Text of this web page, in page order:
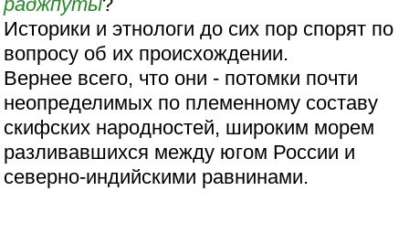
Историки и этнологи до сих пор спорят по
вопросу об их происхождении.
Вернее всего, что они - потомки почти
неопределимых по племенному составу
скифских народностей, широким морем
разливавшихся между югом России и
северно-индийскими равнинами.